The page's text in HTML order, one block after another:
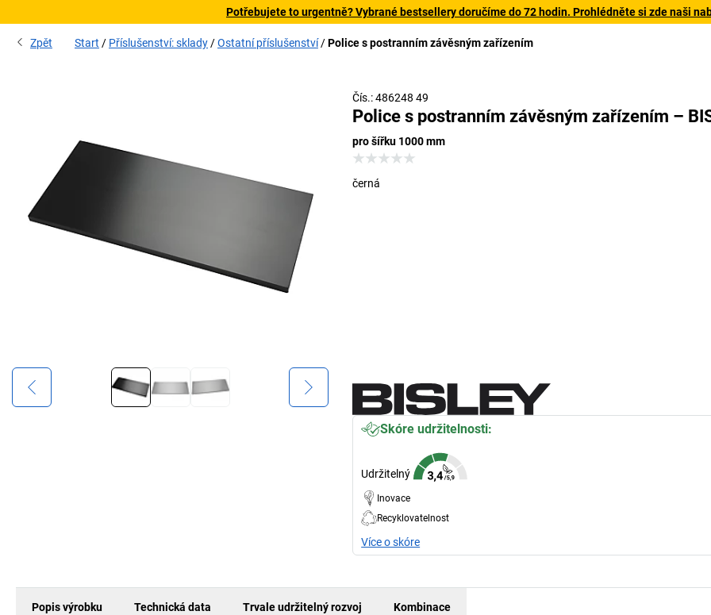
Potřebujete to urgentně? Vybrané bestsellery doručíme do 72 hodin. Prohlédněte si zde naši
Zpět Start Příslušenství: sklady Ostatní příslušenství Police s postranním závěsným zařízením
Čís.: 486248 49
Police s postranním závěsným zařízením –
pro šířku 1000 mm
černá
Skóre udržitelnosti:
Udržitelný
Inovace
Recyklovatelnost
Více o skóre
Popis výrobku Technická data Trvale udržitelný rozvoj Kombinace